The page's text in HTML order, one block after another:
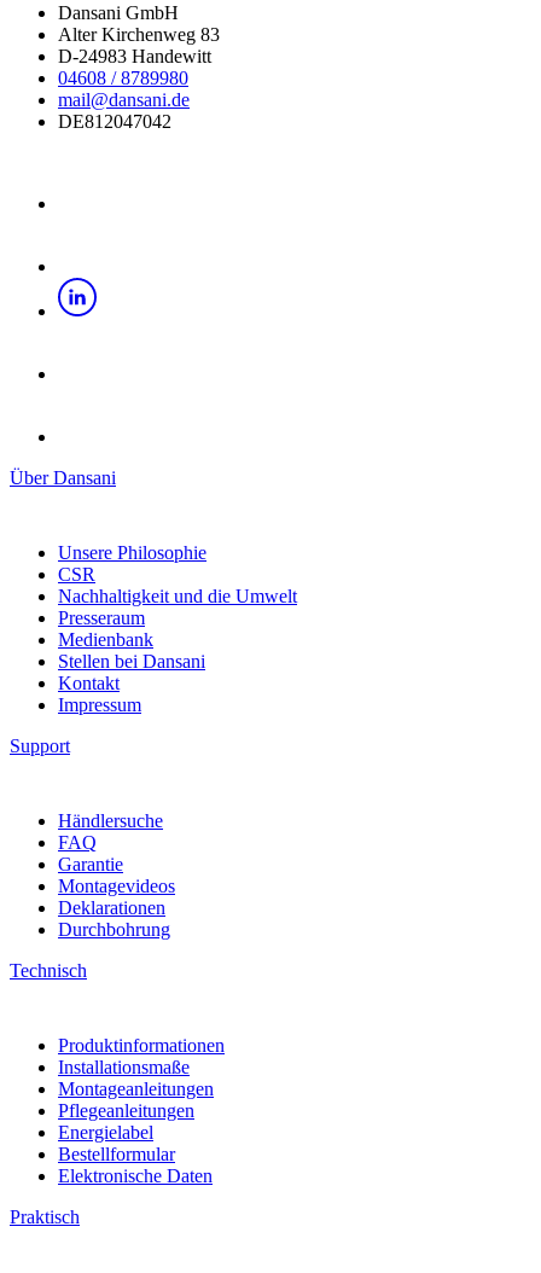
Dansani GmbH
Alter Kirchenweg 83
D-24983 Handewitt
04608 / 8789980
mail@dansani.de
DE812047042
Über Dansani
Unsere Philosophie
CSR
Nachhaltigkeit und die Umwelt
Presseraum
Medienbank
Stellen bei Dansani
Kontakt
Impressum
Support
Händlersuche
FAQ
Garantie
Montagevideos
Deklarationen
Durchbohrung
Technisch
Produktinformationen
Installationsmaße
Montageanleitungen
Pflegeanleitungen
Energielabel
Bestellformular
Elektronische Daten
Praktisch